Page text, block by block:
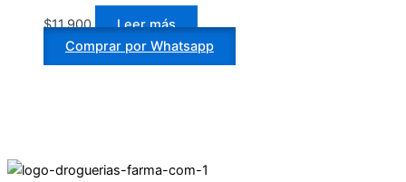
$11.900
Leer más
Comprar por Whatsapp